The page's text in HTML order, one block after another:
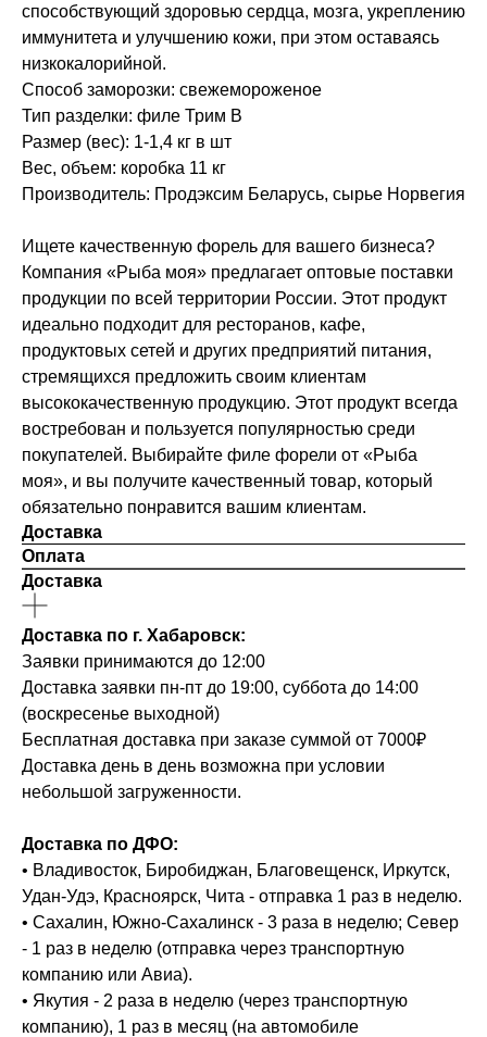
способствующий здоровью сердца, мозга, укреплению
иммунитета и улучшению кожи, при этом оставаясь
низкокалорийной.
Способ заморозки: свежемороженое
Тип разделки: филе Трим B
Размер (вес): 1-1,4 кг в шт
Вес, объем: коробка 11 кг
Производитель: Продэксим Беларусь, сырье Норвегия
Ищете качественную форель для вашего бизнеса?
Компания «Рыба моя» предлагает оптовые поставки
продукции по всей территории России. Этот продукт
идеально подходит для ресторанов, кафе,
продуктовых сетей и других предприятий питания,
стремящихся предложить своим клиентам
высококачественную продукцию. Этот продукт всегда
востребован и пользуется популярностью среди
покупателей. Выбирайте филе форели от «Рыба
моя», и вы получите качественный товар, который
обязательно понравится вашим клиентам.
Доставка
Оплата
Доставка
Доставка по г. Хабаровск:
Заявки принимаются до 12:00
Доставка заявки пн-пт до 19:00, суббота до 14:00
(воскресенье выходной)
Бесплатная доставка при заказе суммой от 7000₽
Доставка день в день возможна при условии
небольшой загруженности.
Доставка по ДФО:
• Владивосток, Биробиджан, Благовещенск, Иркутск,
Удан-Удэ, Красноярск, Чита - отправка 1 раз в неделю.
• Сахалин, Южно-Сахалинск - 3 раза в неделю; Север
- 1 раз в неделю (отправка через транспортную
компанию или Авиа).
• Якутия - 2 раза в неделю (через транспортную
компанию), 1 раз в месяц (на автомобиле